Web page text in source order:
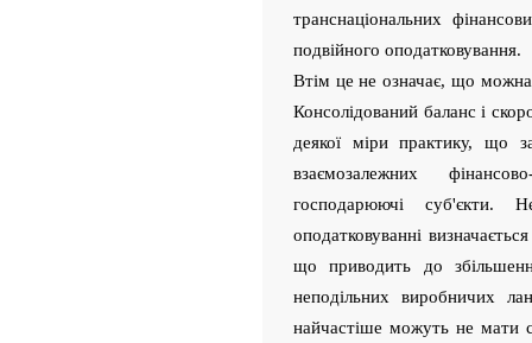
транснаціональних
подвійного оподатковування.
Втім це не означає, що можна
Консолідований баланс і
деякої міри практику, що
взаємозалежних
господарюючі суб'єкти.
оподатковуванні
що приводить до
неподільних виробничих
найчастіше можуть не мати